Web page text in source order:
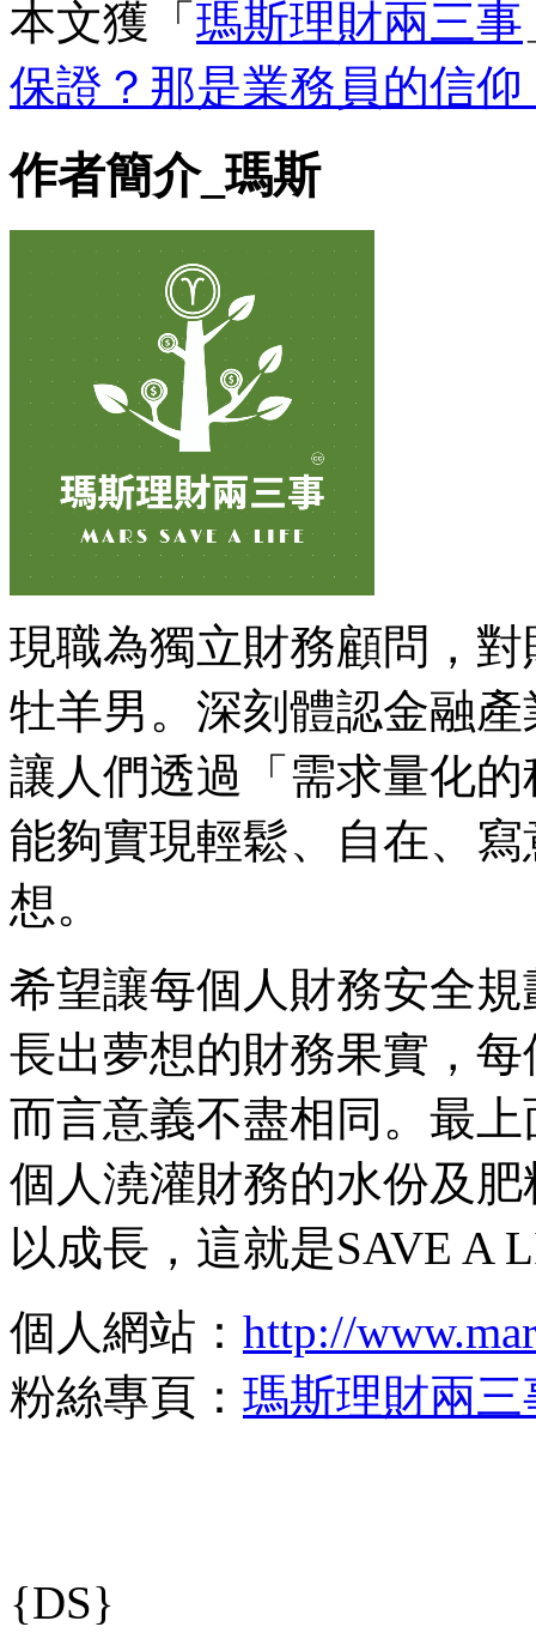
本文獲「 瑪斯理財兩三事
保證？那是業務員的信仰
作者簡介_瑪斯
現職為獨立財務顧問，
牡羊男。深刻體認金融
讓人們透過「需求量化
能夠實現輕鬆、自在、
想。
希望讓每個人財務安全
長出夢想的財務果實，
而言意義不盡相同。最
個人澆灌財務的水份及
以成長，這就是SAVE A
個人網站： http://
粉絲專頁： 瑪斯理財兩三
{DS}